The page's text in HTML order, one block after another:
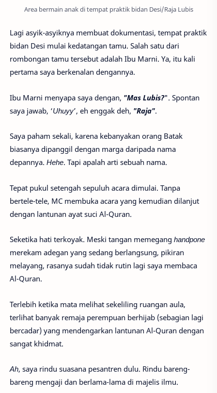
Area bermain anak di tempat praktik bidan Desi/Raja Lubis
Lagi asyik-asyiknya membuat dokumentasi, tempat praktik
bidan Desi mulai kedatangan tamu. Salah satu dari
rombongan tamu tersebut adalah Ibu Marni. Ya, itu kali
pertama saya berkenalan dengannya.
Ibu Marni menyapa saya dengan, "Mas Lubis?". Spontan
saya jawab, ‘Uhuyy’, eh enggak deh, "Raja".
Saya paham sekali, karena kebanyakan orang Batak
biasanya dipanggil dengan marga daripada nama
depannya. Hehe. Tapi apalah arti sebuah nama.
Tepat pukul setengah sepuluh acara dimulai. Tanpa
bertele-tele, MC membuka acara yang kemudian dilanjut
dengan lantunan ayat suci Al-Quran.
Seketika hati terkoyak. Meski tangan memegang handpone
merekam adegan yang sedang berlangsung, pikiran
melayang, rasanya sudah tidak rutin lagi saya membaca
Al-Quran.
Terlebih ketika mata melihat sekeliling ruangan aula,
terlihat banyak remaja perempuan berhijab (sebagian lagi
bercadar) yang mendengarkan lantunan Al-Quran dengan
sangat khidmat.
Ah, saya rindu suasana pesantren dulu. Rindu bareng-
bareng mengaji dan berlama-lama di majelis ilmu.